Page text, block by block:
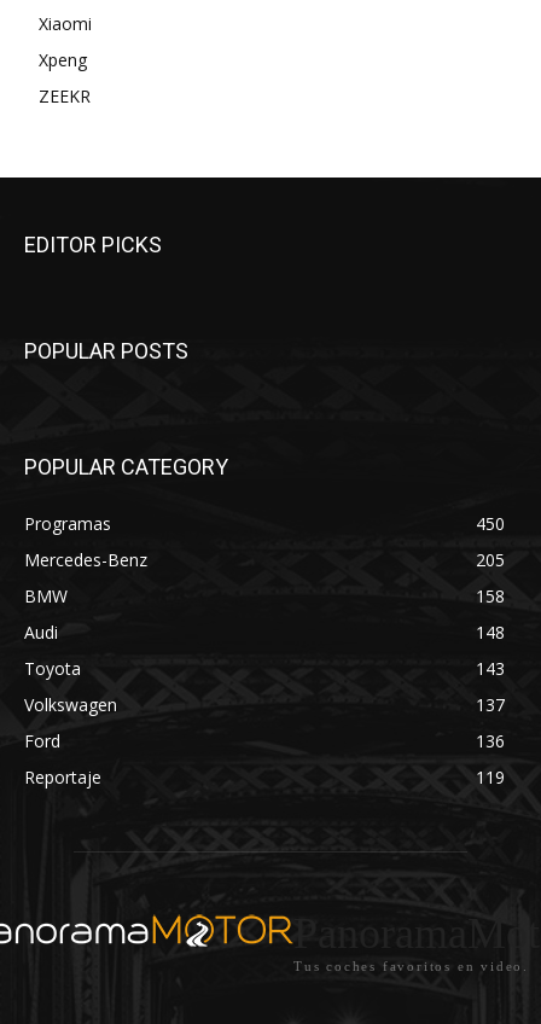
Xiaomi
Xpeng
ZEEKR
EDITOR PICKS
POPULAR POSTS
POPULAR CATEGORY
Programas
450
Mercedes-Benz
205
BMW
158
Audi
148
Toyota
143
Volkswagen
137
Ford
136
Reportaje
119
Tus coches favoritos en video.